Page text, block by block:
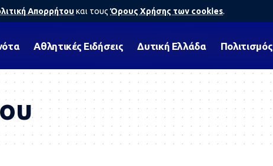
Απορρήτου και τους Όρους Χρήσης των cookies.
Αθλητικές Ειδήσεις Δυτική Ελλάδα Πολιτισμός